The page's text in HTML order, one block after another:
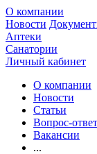
О компании
Новости
Аптеки
Санатории
Личный кабинет
О компании
Новости
Статьи
Вопрос-ответ
Вакансии
...